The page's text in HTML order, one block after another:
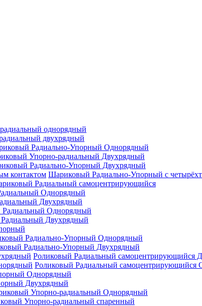
однорядный
двухрядный
Радиально-Упорный Однорядный
Упорно-радиальный Двухрядный
Радиально-Упорный Двухрядный
Шариковый Радиально-Упорный с
Радиальный самоцентрирующийся
Однорядный
Двухрядный
Радиальный Однорядный
Двухрядный
Радиально-Упорный Однорядный
Радиально-Упорный Двухрядный
Роликовый Радиальный самоцентрирующийся
Роликовый Радиальный самоцентрирующийся
Однорядный
Двухрядный
Упорно-радиальный Однорядный
Упорно-радиальный спаренный